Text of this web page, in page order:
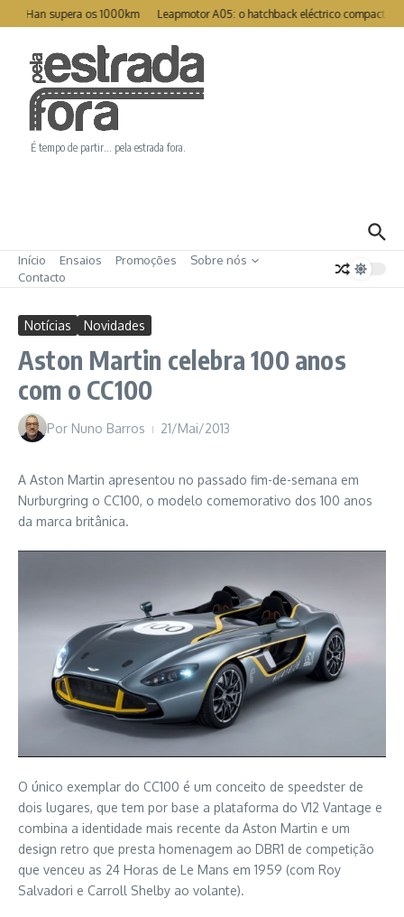
Ir para o conteúdo
Han supera os 1000km Leapmotor A05: o hatchback eléctrico compacto
É tempo de partir… pela estrada fora.
Início Ensaios Promoções
Sobre nós
Contacto
Notícias Novidades
Aston Martin celebra 100 anos
com o CC100
Por Nuno Barros 21/Mai/2013
A Aston Martin apresentou no passado fim-de-semana em
Nurburgring o CC100, o modelo comemorativo dos 100 anos
da marca britânica.
O único exemplar do CC100 é um conceito de speedster de
dois lugares, que tem por base a plataforma do V12 Vantage e
combina a identidade mais recente da Aston Martin e um
design retro que presta homenagem ao DBR1 de competição
que venceu as 24 Horas de Le Mans em 1959 (com Roy
Salvadori e Carroll Shelby ao volante).